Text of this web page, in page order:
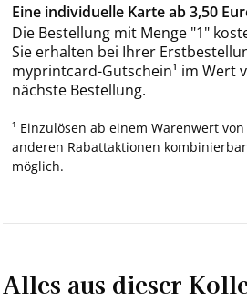
Eine individuelle Karte ab 3,50
Die Bestellung mit Menge "1"
Sie erhalten bei Ihrer
myprintcard-Gutschein¹ im Wert
nächste Bestellung.
¹ Einzulösen ab einem Warenwert
anderen Rabattaktionen
möglich.
Alles aus dieser